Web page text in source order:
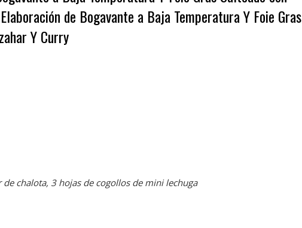
Elaboración de Bogavante a Baja Temperatura Y Foie Gras
Y Curry
chalota, 3 hojas de cogollos de mini lechuga